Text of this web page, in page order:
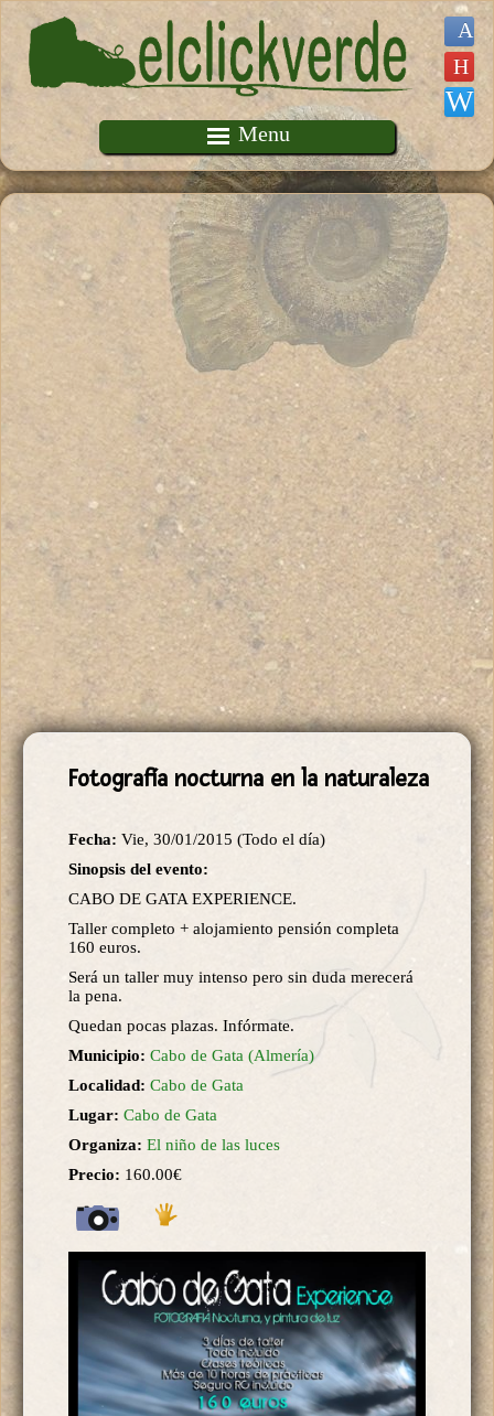
Pasar al contenido principal
Menu
Fotografía nocturna en la naturaleza
Fecha: Vie, 30/01/2015 (Todo el día)
Sinopsis del evento:
CABO DE GATA EXPERIENCE.
Taller completo + alojamiento pensión completa
160 euros.
Será un taller muy intenso pero sin duda merecerá
la pena.
Quedan pocas plazas. Infórmate.
Municipio: Cabo de Gata (Almería)
Localidad: Cabo de Gata
Lugar: Cabo de Gata
Organiza: El niño de las luces
Precio: 160.00€